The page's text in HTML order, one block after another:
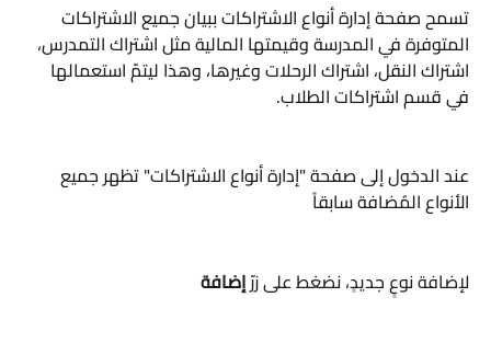
تسمح صفحة إدارة أنواع الاشتراكات ببيان جميع الاشتراكات
المتوفرة في المدرسة وقيمتها المالية مثل اشتراك التمدرس،
اشتراك النقل، اشتراك الرحلات وغيرها، وهذا ليتمّ استعمالها
في قسم اشتراكات الطلاب.
عند الدخول إلى صفحة "إدارة أنواع الاشتراكات" تظهر جميع
الأنواع المُضافة سابقاً
لإضافة نوعٍ جديدٍ، نضغط على زرّ إضافة